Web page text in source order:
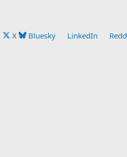
X Bluesky LinkedIn